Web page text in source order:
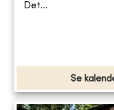
Det...
Se